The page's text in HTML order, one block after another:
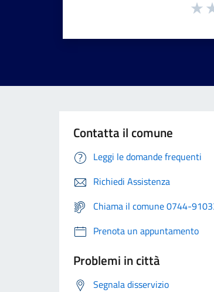
Contatta il comune
Leggi le domande frequenti
Richiedi Assistenza
Chiama il comune 0744-
Prenota un appuntamento
Problemi in città
Segnala disservizio